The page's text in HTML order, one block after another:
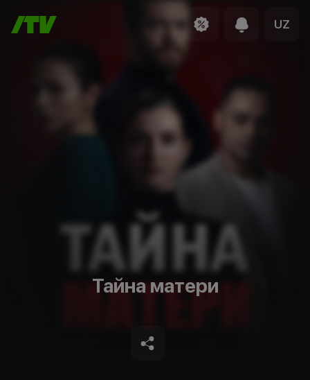
UZ
Тайна матери